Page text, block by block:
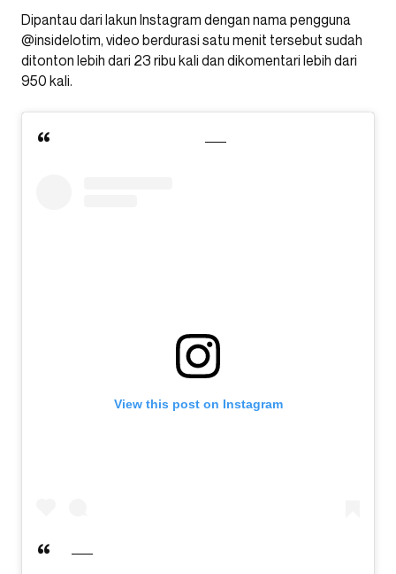
Dipantau dari lakun Instagram dengan nama pengguna
@insidelotim, video berdurasi satu menit tersebut sudah
ditonton lebih dari 23 ribu kali dan dikomentari lebih dari
950 kali.
View this post on Instagram